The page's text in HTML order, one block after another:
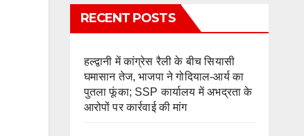
RECENT POSTS
हल्द्वानी में कांग्रेस रैली के बीच सियासी
घमासान तेज, भाजपा ने गोदियाल-आर्य का
पुतला फूंका; SSP कार्यालय में अभद्रता के
आरोपों पर कार्रवाई की मांग